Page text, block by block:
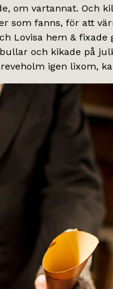
om vartannat. Och
som fanns, för att
Lovisa hem & fixade
och kikade på
igen lixom,